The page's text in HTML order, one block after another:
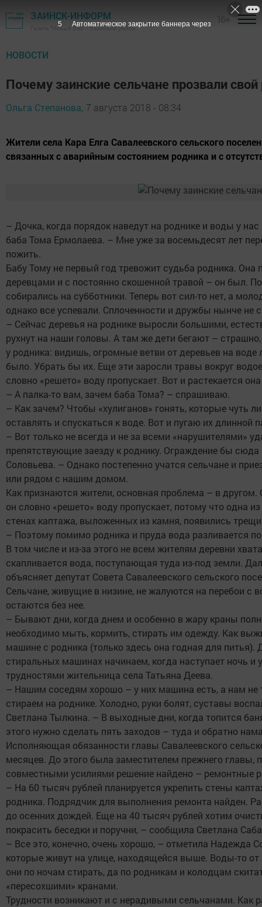
ЗАИНСК-ИНФОРМ
Газета "Новый Зай" - Заинский район
НОВОСТИ
Почему заинские сельчане прозвали
Ольга Степанова, 7 августа 2018 - 08:34
Жители села Кара Елга Савалеевского сельского
связанных с аварийным состоянием родника и с
– Дочка, когда порядок наведут на роднике и воды у
баба Тома Ермолаева. – Мне уже за восемьдесят лет
пожить.
Бабу Тому не первый год тревожит судьба родника.
деревцами и с постоянно скошенной травой – он был.
собирались на субботники. Теперь вот сил-то нет, а
однако все успевали. Сплоченности и дружбы нынче
– Сейчас деревья на роднике выросли большими,
рухнут на наши головы. А там же дети бегают –
у родника: видишь, огромные ветви от деревьев на
было. Убрать бы их. Еще эти заросли травы вокруг
словно «решето» воду пропускает. Вот и растекается
– А палка-то вам, зачем баба Тома? – спрашиваю.
– Как зачем? Чтобы «хулиганов» гонять, которые
оставлять и спускаться к воде. Вот и пугаю их длинной
– Вот только не всегда и не за всеми «нарушителями»
препятствующие заезду к роднику. Ограждение бы
Соловьева. – Однако постепенно учатся сельчане и
или рядом с нашим домом.
Как признаются жители, основная проблема – в
он словно «решето» воду пропускает, потому что одна
стенах каптажа, выложенных из камня, появились
– Поэтому помимо родника и пруда вода разливается
В том числе и из-за этого не всем жителям деревни
скапливается вода, поступающая туда из-под земли.
объясняет депутат Совета Савалеевского сельского
Сельчане, живущие в низине, не жалуются на перебои с
остаются без нее.
– Бывают дни, когда днем и особенно в жару краны
необходимо мыть, кормить, стирать им одежду. Как
машине с родника (только здесь она годная для
стиральных машинах начинаем, когда наступает ночь
трудностями жительница села Татьяна Деева.
– Нашим соседям хорошо – у них машина есть, а нам
стираем на роднике. Холодно, руки болят, суставы
Светлана Тылкина. – В выходные дни, когда топится
этого нужно сделать пять заходов – туда и обратно
Исполняющая обязанности главы Савалеевского
месяцев. До этого была заместителем прежнего
совместными усилиями решение найдено – ремонтные
– На 60 тысяч рублей планируется укрепить стены
родника. Подрядчик для выполнения ремонта найден.
до осенних дождей. Еще на 40 тысяч рублей хотим
покрасить беседки и поручни, – сообщила Светлана
– Все это, конечно, очень хорошо, – отметила Надежда
которые живут на улице, находящейся выше. Воды-то от
они по ночам стирать, да по родникам и колодцам
«пересохшими» кранами.
Трудности возникают и с нерадивыми сельчанами. Как
4 Автоматическое закрытие баннера через